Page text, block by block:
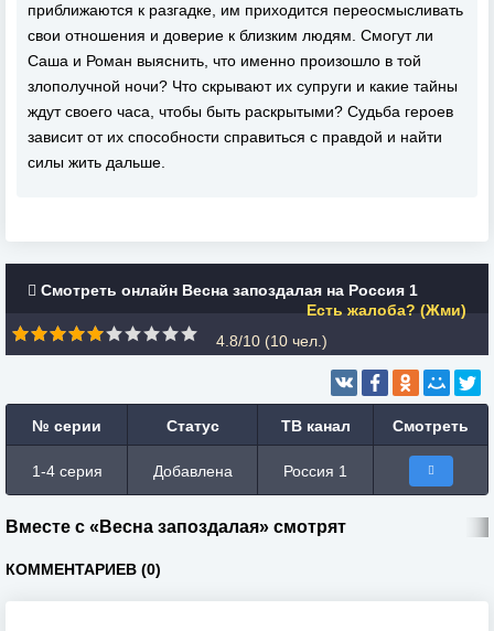
приближаются к разгадке, им приходится переосмысливать
свои отношения и доверие к близким людям. Смогут ли
Саша и Роман выяснить, что именно произошло в той
злополучной ночи? Что скрывают их супруги и какие тайны
ждут своего часа, чтобы быть раскрытыми? Судьба героев
зависит от их способности справиться с правдой и найти
силы жить дальше.
Смотреть онлайн Весна запоздалая на Россия 1
Есть жалоба? (Жми)
4.8/10 (10 чел.)
№ серии Статус ТВ канал Смотреть
1-4 серия Добавлена Россия 1
Вместе с «Весна запоздалая» смотрят
КОММЕНТАРИЕВ (0)